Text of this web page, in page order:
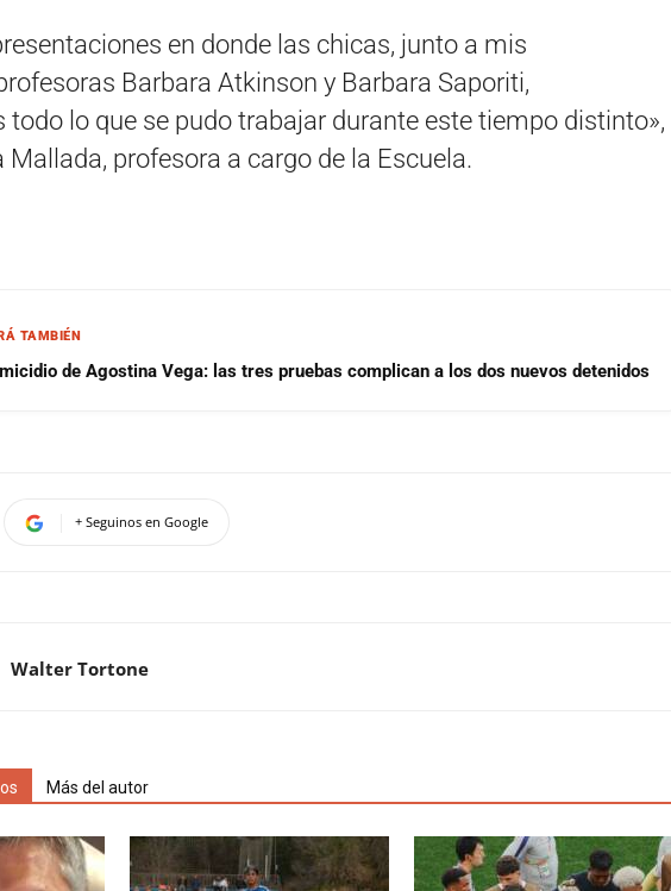
en donde las chicas, junto a mis
Barbara Atkinson y Barbara Saporiti,
lo que se pudo trabajar durante este tiempo distinto»,
Mallada, profesora a cargo de la Escuela.
TAMBIÉN
de Agostina Vega: las tres pruebas complican a los dos nuevos detenidos
+ Seguinos en Google
Walter Tortone
Más del autor